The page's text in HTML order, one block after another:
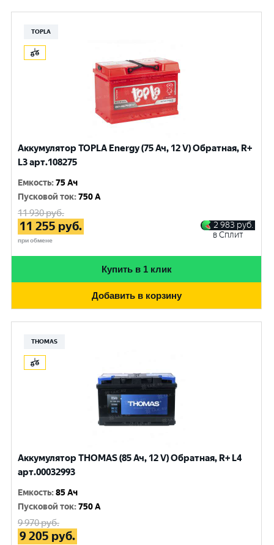
TOPLA
Аккумулятор TOPLA Energy (75 Ач, 12 V) Обратная, R+
L3 арт.108275
Емкость:75 Ач
Пусковой ток:750 A
11 930руб.
11 255 руб.
при обмене
2 983 руб.
в Сплит
Купить в 1 клик
Добавить в корзину
THOMAS
Аккумулятор THOMAS (85 Ач, 12 V) Обратная, R+ L4
арт.00032993
Емкость:85 Ач
Пусковой ток:750 A
9 970руб.
9 205 руб.